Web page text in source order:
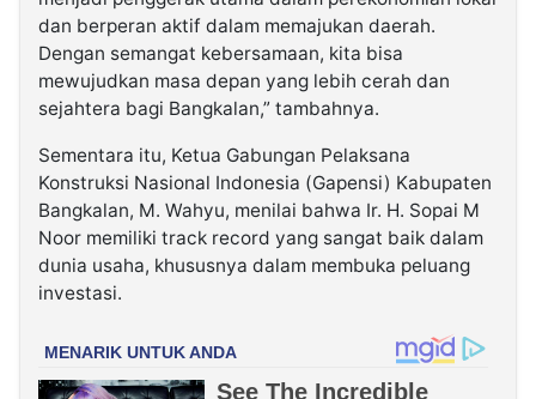
dan berperan aktif dalam memajukan daerah.
Dengan semangat kebersamaan, kita bisa
mewujudkan masa depan yang lebih cerah dan
sejahtera bagi Bangkalan,” tambahnya.
Sementara itu, Ketua Gabungan Pelaksana
Konstruksi Nasional Indonesia (Gapensi) Kabupaten
Bangkalan, M. Wahyu, menilai bahwa Ir. H. Sopai M
Noor memiliki track record yang sangat baik dalam
dunia usaha, khususnya dalam membuka peluang
investasi.